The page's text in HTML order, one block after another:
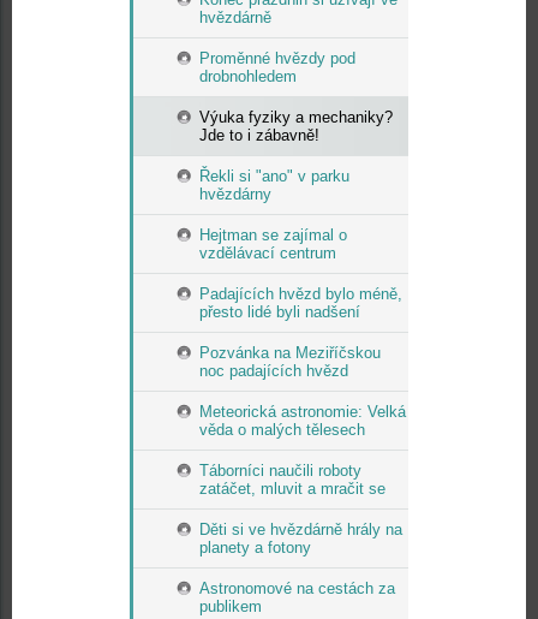
hvězdárně
Proměnné hvězdy pod
drobnohledem
Výuka fyziky a mechaniky?
Jde to i zábavně!
Řekli si "ano" v parku
hvězdárny
Hejtman se zajímal o
vzdělávací centrum
Padajících hvězd bylo méně,
přesto lidé byli nadšení
Pozvánka na Meziříčskou
noc padajících hvězd
Meteorická astronomie: Velká
věda o malých tělesech
Táborníci naučili roboty
zatáčet, mluvit a mračit se
Děti si ve hvězdárně hrály na
planety a fotony
Astronomové na cestách za
publikem